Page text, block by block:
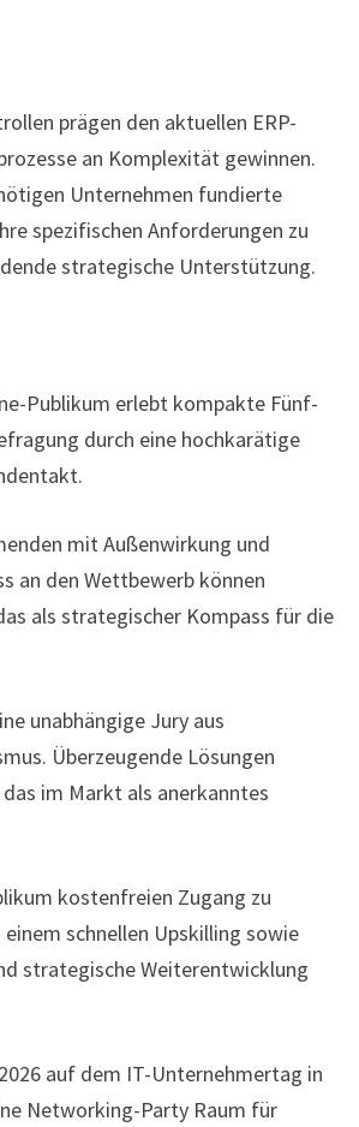
prägen den aktuellen ERP-
an Komplexität gewinnen.
Unternehmen fundierte
spezifischen Anforderungen zu
strategische Unterstützung.
Publikum erlebt kompakte Fünf-
durch eine hochkarätige
mit Außenwirkung und
an den Wettbewerb können
als strategischer Kompass für die
unabhängige Jury aus
Überzeugende Lösungen
im Markt als anerkanntes
kostenfreien Zugang zu
schnellen Upskilling sowie
strategische Weiterentwicklung
auf dem IT-Unternehmertag in
Networking-Party Raum für